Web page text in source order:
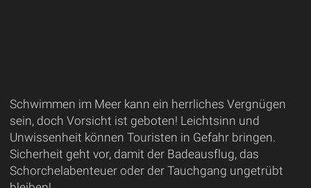
Schwimmen im Meer kann ein herrliches Vergnügen
sein, doch Vorsicht ist geboten! Leichtsinn und
Unwissenheit können Touristen in Gefahr bringen.
Sicherheit geht vor, damit der Badeausflug, das
Schorchelabenteuer oder der Tauchgang ungetrübt